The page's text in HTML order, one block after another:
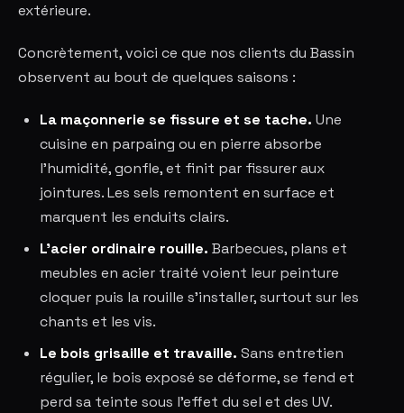
extérieure.
Concrètement, voici ce que nos clients du Bassin
observent au bout de quelques saisons :
La maçonnerie se fissure et se tache. Une
cuisine en parpaing ou en pierre absorbe
l'humidité, gonfle, et finit par fissurer aux
jointures. Les sels remontent en surface et
marquent les enduits clairs.
L'acier ordinaire rouille. Barbecues, plans et
meubles en acier traité voient leur peinture
cloquer puis la rouille s'installer, surtout sur les
chants et les vis.
Le bois grisaille et travaille. Sans entretien
régulier, le bois exposé se déforme, se fend et
perd sa teinte sous l'effet du sel et des UV.